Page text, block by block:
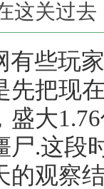
这关过
些玩
把现
盛大
尸.这段
的观察